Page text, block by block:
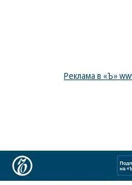
Реклама в «Ъ»